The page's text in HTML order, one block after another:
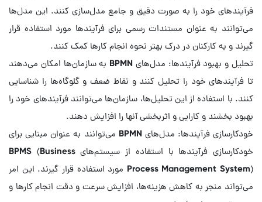
فرآیندهای خود را به صورت دقیق و جامع مدل‌سازی کنند. این مدل‌ها
می‌توانند به عنوان مستندات رسمی برای فرآیندها مورد استفاده قرار
تحلیل و بهبود فرآیندها: مدل‌های BPMN به سازمان‌ها امکان می‌دهند
تا فرآیندهای خود را تحلیل کنند و نقاط ضعف و گلوگاه‌ها را شناسایی
کنند. با استفاده از این تحلیل‌ها، سازمان‌ها می‌توانند فرآیندهای خود را
خودکارسازی فرآیندها: مدل‌های BPMN می‌توانند به عنوان مبنایی برای
خودکارسازی فرآیندها با استفاده از سیستم‌های BPMS (Business
Process Management System) مورد استفاده قرار گیرند. این امر
می‌تواند منجر به کاهش هزینه‌ها، افزایش سرعت و دقت انجام کارها و